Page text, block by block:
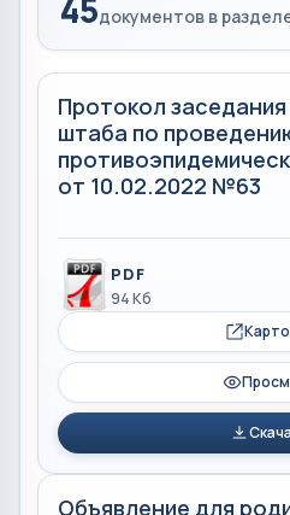
45документов в
Протокол
штаба по
от 10.02.2022 №63
PDF
94 Кб
Объявление для